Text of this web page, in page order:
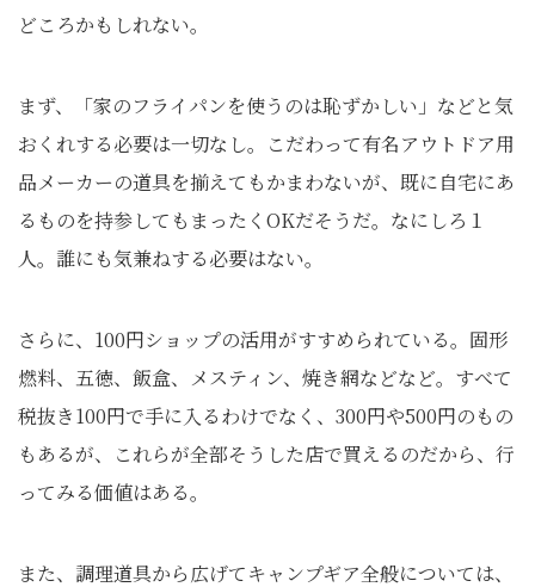
どころかもしれない。
まず、「家のフライパンを使うのは恥ずかしい」などと気
おくれする必要は一切なし。こだわって有名アウトドア用
品メーカーの道具を揃えてもかまわないが、既に自宅にあ
るものを持参してもまったくOKだそうだ。なにしろ１
人。誰にも気兼ねする必要はない。
さらに、100円ショップの活用がすすめられている。固形
燃料、五徳、飯盒、メスティン、焼き網などなど。すべて
税抜き100円で手に入るわけでなく、300円や500円のもの
もあるが、これらが全部そうした店で買えるのだから、行
ってみる価値はある。
また、調理道具から広げてキャンプギア全般については、